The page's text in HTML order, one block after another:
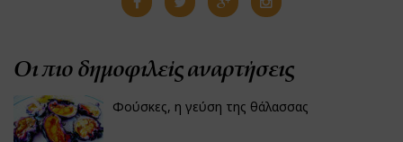
Οι πιο δημοφιλείς αναρτήσεις
Φούσκες, η γεύση της θάλασσας